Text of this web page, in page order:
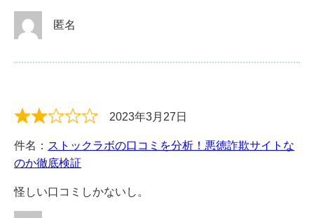
匿名
2023年3月27日
件名： ストックラボの口コミを分析！悪徳詐欺サイトな
のか徹底検証
怪しい口コミしかないし。